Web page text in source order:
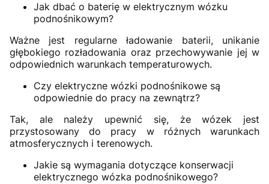
Jak dbać o baterię w elektrycznym wózku
podnośnikowym?
Ważne jest regularne ładowanie baterii, unikanie
głębokiego rozładowania oraz przechowywanie jej w
odpowiednich warunkach temperaturowych.
Czy elektryczne wózki podnośnikowe są
odpowiednie do pracy na zewnątrz?
Tak, ale należy upewnić się, że wózek jest
przystosowany do pracy w różnych warunkach
atmosferycznych i terenowych.
Jakie są wymagania dotyczące konserwacji
elektrycznego wózka podnośnikowego?